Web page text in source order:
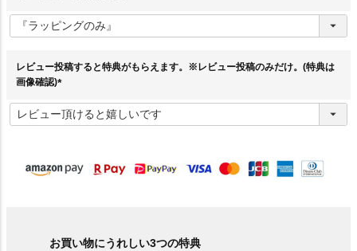
須
レビュー投稿すると特典がもらえます。※レビュー投稿のみだけ。(特典は
画像確認)
必
須
お買い物にうれしい3つの特典